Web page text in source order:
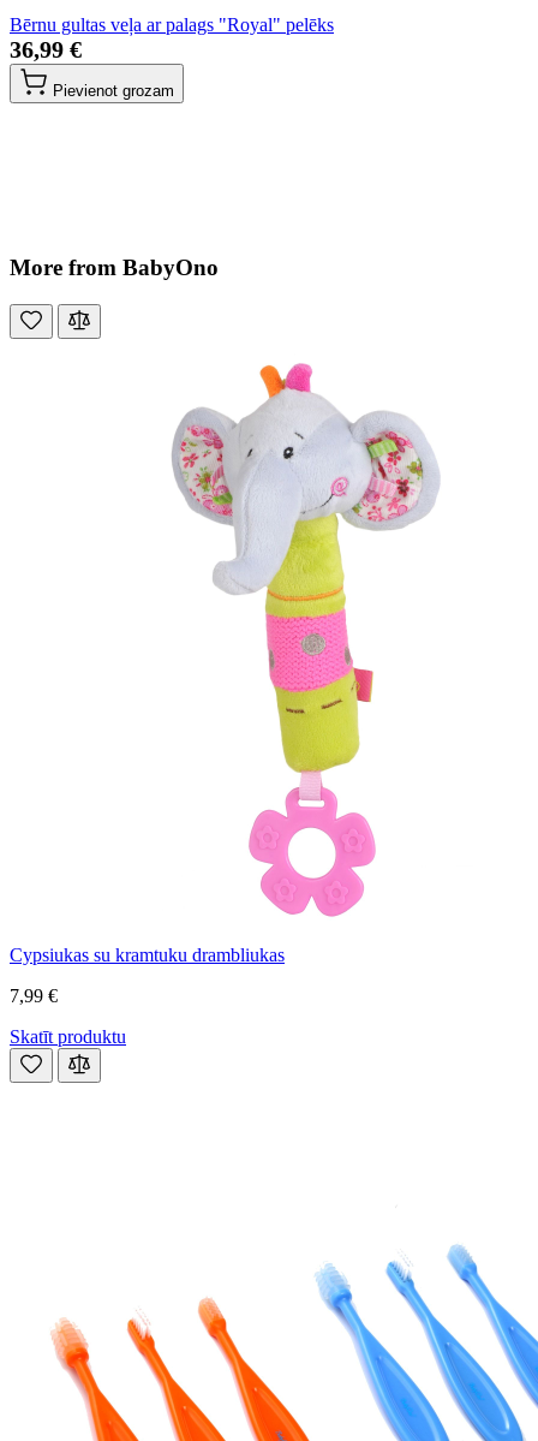
Bērnu gultas veļa ar palags "Royal" pelēks
36,99 €
Pievienot grozam
More from BabyOno
Cypsiukas su kramtuku drambliukas
7,99 €
Skatīt produktu